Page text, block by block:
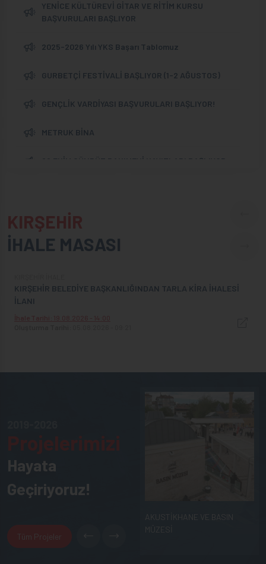
YENİCE KÜLTÜREVİ GİTAR VE RİTİM KURSU
BAŞVURULARI BAŞLIYOR
2025-2026 Yılı YKS Başarı Tablomuz
GURBETÇİ FESTİVALİ BAŞLIYOR (1-2 AĞUSTOS)
GENÇLİK VARDİYASI BAŞVURULARI BAŞLIYOR!
METRUK BİNA
29 EKİM GÜNDÜZ BAKIMEVİ KAYITLARI BAŞLIYOR
5512 ADANIN PARSELASYONU HK.
KIRŞEHİR
İHALE MASASI
KIRŞEHİR BELEDİYE BAŞKANLIĞINDAN TARLA KİRA İHALESİ
İLANI
Hayata
Geçiriyoruz!
Tüm Projeler
AKUSTİKHANE VE BASIN
MÜZESİ